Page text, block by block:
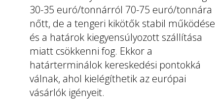
30-35 euró/tonnárról 70-75 euró/tonnára
nőtt, de a tengeri kikötők stabil működése
és a határok kiegyensúlyozott szállítása
miatt csökkenni fog. Ekkor a
határterminálok kereskedési pontokká
válnak, ahol kielégíthetik az európai
vásárlók igényeit.